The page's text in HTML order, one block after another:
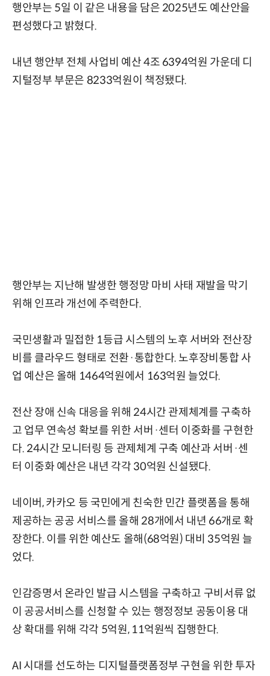
행안부는 5일 이 같은 내용을 담은 2025년도 예산안을
편성했다고 밝혔다.
내년 행안부 전체 사업비 예산 4조 6394억원 가운데 디
지털정부 부문은 8233억원이 책정됐다.
행안부는 지난해 발생한 행정망 마비 사태 재발을 막기
위해 인프라 개선에 주력한다.
국민생활과 밀접한 1등급 시스템의 노후 서버와 전산장
비를 클라우드 형태로 전환·통합한다. 노후장비통합 사
업 예산은 올해 1464억원에서 163억원 늘었다.
전산 장애 신속 대응을 위해 24시간 관제체계를 구축하
고 업무 연속성 확보를 위한 서버·센터 이중화를 구현한
다. 24시간 모니터링 등 관제체계 구축 예산과 서버·센
터 이중화 예산은 내년 각각 30억원 신설됐다.
네이버, 카카오 등 국민에게 친숙한 민간 플랫폼을 통해
제공하는 공공 서비스를 올해 28개에서 내년 66개로 확
장한다. 이를 위한 예산도 올해(68억원) 대비 35억원 늘
었다.
인감증명서 온라인 발급 시스템을 구축하고 구비서류 없
이 공공서비스를 신청할 수 있는 행정정보 공동이용 대
상 확대를 위해 각각 5억원, 11억원씩 집행한다.
AI 시대를 선도하는 디지털플랫폼정부 구현을 위한 투자